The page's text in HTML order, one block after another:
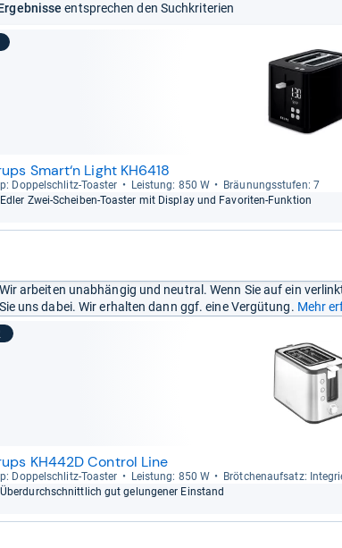
entsprechen den Suchkriterien
Smart‘n Light KH6418
Dop­pel­schlitz-​Toas­ter Leis­tung: 850 W
Bräu­nungs­stu­fen: 7
Edler Zwei-​Schei­ben-​Toas­ter mit Dis­play und Favo­ri­ten-​Funk­tion
Wir arbeiten unabhängig und neutral. Wenn Sie auf ein
Sie uns dabei. Wir erhalten dann ggf. eine Vergütung. Mehr
KH442D Control Line
Dop­pel­schlitz-​Toas­ter Leis­tung: 850 W
Bröt­chen­auf­satz:
Über­durch­schnitt­lich gut gelun­ge­ner Ein­stand